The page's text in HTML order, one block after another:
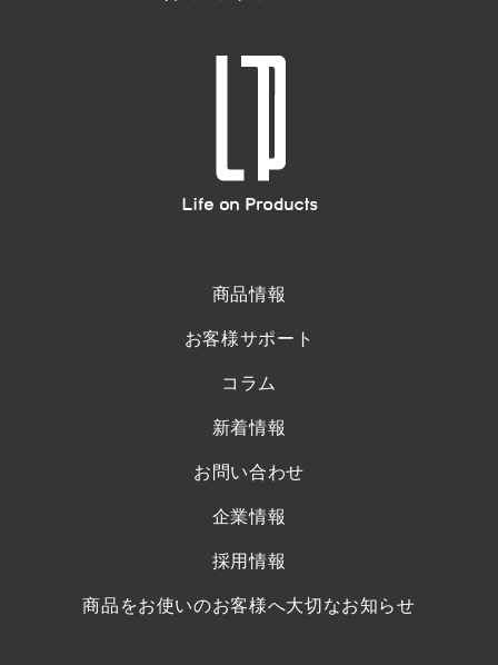
商品情報
お客様サポート
コラム
新着情報
お問い合わせ
企業情報
採用情報
商品をお使いのお客様へ大切なお知らせ